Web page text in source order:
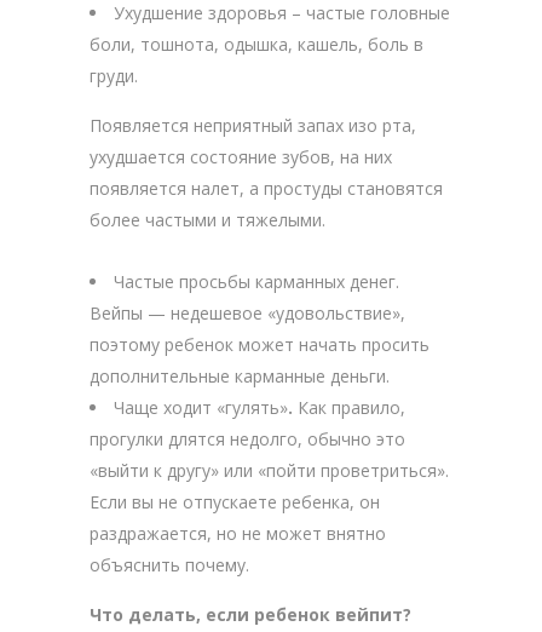
Ухудшение здоровья – частые головные
боли, тошнота, одышка, кашель, боль в
груди.
Появляется неприятный запах изо рта,
ухудшается состояние зубов, на них
появляется налет, а простуды становятся
более частыми и тяжелыми.
Частые просьбы карманных денег.
Вейпы — недешевое «удовольствие»,
поэтому ребенок может начать просить
дополнительные карманные деньги.
Чаще ходит «гулять». Как правило,
прогулки длятся недолго, обычно это
«выйти к другу» или «пойти проветриться».
Если вы не отпускаете ребенка, он
раздражается, но не может внятно
объяснить почему.
Что делать, если ребенок вейпит?